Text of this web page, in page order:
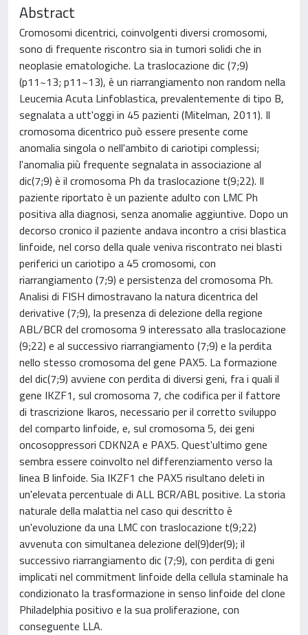
Abstract
Cromosomi dicentrici, coinvolgenti diversi cromosomi,
sono di frequente riscontro sia in tumori solidi che in
neoplasie ematologiche. La traslocazione dic (7;9)
(p11~13; p11~13), è un riarrangiamento non random nella
Leucemia Acuta Linfoblastica, prevalentemente di tipo B,
segnalata a utt'oggi in 45 pazienti (Mitelman, 2011). Il
cromosoma dicentrico può essere presente come
anomalia singola o nell'ambito di cariotipi complessi;
l'anomalia più frequente segnalata in associazione al
dic(7;9) è il cromosoma Ph da traslocazione t(9;22). Il
paziente riportato è un paziente adulto con LMC Ph
positiva alla diagnosi, senza anomalie aggiuntive. Dopo un
decorso cronico il paziente andava incontro a crisi blastica
linfoide, nel corso della quale veniva riscontrato nei blasti
periferici un cariotipo a 45 cromosomi, con
riarrangiamento (7;9) e persistenza del cromosoma Ph.
Analisi di FISH dimostravano la natura dicentrica del
derivative (7;9), la presenza di delezione della regione
ABL/BCR del cromosoma 9 interessato alla traslocazione
(9;22) e al successivo riarrangiamento (7;9) e la perdita
nello stesso cromosoma del gene PAX5. La formazione
del dic(7;9) avviene con perdita di diversi geni, fra i quali il
gene IKZF1, sul cromosoma 7, che codifica per il fattore
di trascrizione Ikaros, necessario per il corretto sviluppo
del comparto linfoide, e, sul cromosoma 5, dei geni
oncosoppressori CDKN2A e PAX5. Quest'ultimo gene
sembra essere coinvolto nel differenziamento verso la
linea B linfoide. Sia IKZF1 che PAX5 risultano deleti in
un'elevata percentuale di ALL BCR/ABL positive. La storia
naturale della malattia nel caso qui descritto è
un'evoluzione da una LMC con traslocazione t(9;22)
avvenuta con simultanea delezione del(9)der(9); il
successivo riarrangiamento dic (7;9), con perdita di geni
implicati nel commitment linfoide della cellula staminale ha
condizionato la trasformazione in senso linfoide del clone
Philadelphia positivo e la sua proliferazione, con
conseguente LLA.